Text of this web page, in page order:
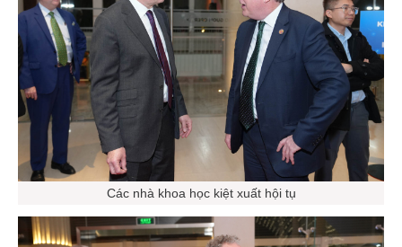
Các nhà khoa học kiệt xuất hội tụ